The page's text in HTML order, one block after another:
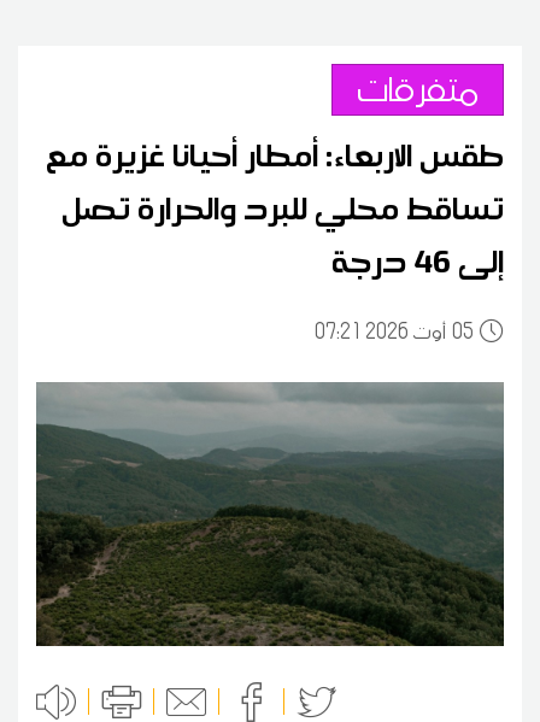
متفرقات
طقس الاربعاء: أمطار أحيانا غزيرة مع
تساقط محلي للبرد والحرارة تصل
إلى 46 درجة
0507:21 2026 أوت